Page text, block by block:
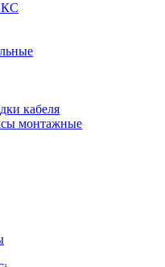
кабеля
монтажные